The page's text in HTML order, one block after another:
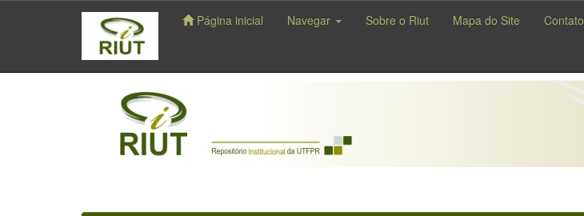
navigation
Página inicial Navegar Sobre o Riut Mapa do Site Contato